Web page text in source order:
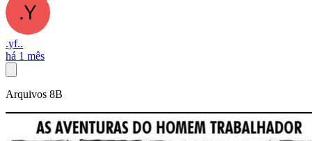
.yf..
há 1 mês
Arquivos 8B